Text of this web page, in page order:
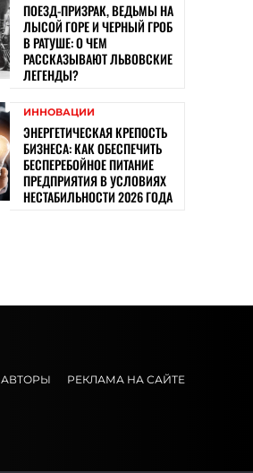
ПОЕЗД-ПРИЗРАК, ВЕДЬМЫ НА
ЛЫСОЙ ГОРЕ И ЧЕРНЫЙ ГРОБ
В РАТУШЕ: О ЧЕМ
РАССКАЗЫВАЮТ ЛЬВОВСКИЕ
ЛЕГЕНДЫ?
ИННОВАЦИИ
ЭНЕРГЕТИЧЕСКАЯ КРЕПОСТЬ
БИЗНЕСА: КАК ОБЕСПЕЧИТЬ
БЕСПЕРЕБОЙНОЕ ПИТАНИЕ
ПРЕДПРИЯТИЯ В УСЛОВИЯХ
НЕСТАБИЛЬНОСТИ 2026 ГОДА
АВТОРЫ РЕКЛАМА НА САЙТЕ